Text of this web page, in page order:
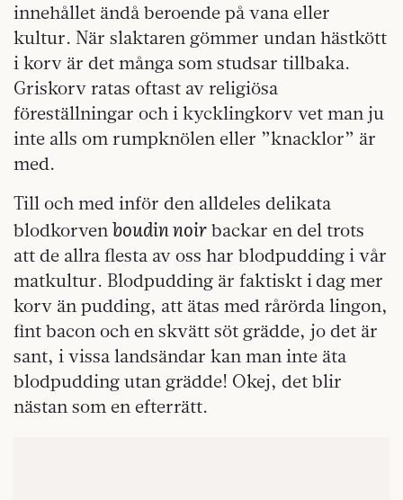
innehållet ändå beroende på vana eller
kultur. När slaktaren gömmer undan hästkött
i korv är det många som studsar tillbaka.
Griskorv ratas oftast av religiösa
föreställningar och i kycklingkorv vet man ju
inte alls om rumpknölen eller ”knacklor” är
med.
Till och med inför den alldeles delikata
blodkorvenboudin noir backar en del trots
att de allra flesta av oss har blodpudding i vår
matkultur. Blodpudding är faktiskt i dag mer
korv än pudding, att ätas med rårörda lingon,
fint bacon och en skvätt söt grädde, jo det är
sant, i vissa landsändar kan man inte äta
blodpudding utan grädde! Okej, det blir
nästan som en efterrätt.